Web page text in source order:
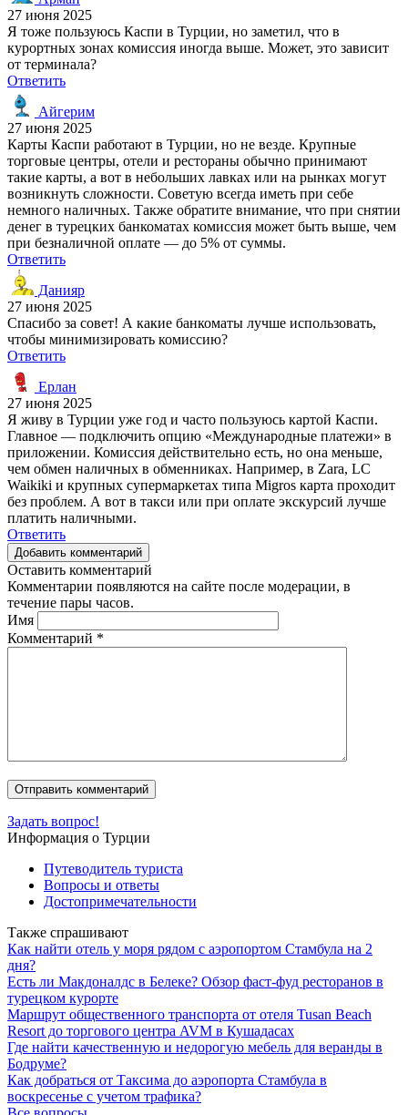
27 июня 2025
Я тоже пользуюсь Каспи в Турции, но заметил, что в
курортных зонах комиссия иногда выше. Может, это зависит
от терминала?
Ответить
Айгерим
27 июня 2025
Карты Каспи работают в Турции, но не везде. Крупные
торговые центры, отели и рестораны обычно принимают
такие карты, а вот в небольших лавках или на рынках могут
возникнуть сложности. Советую всегда иметь при себе
немного наличных. Также обратите внимание, что при снятии
денег в турецких банкоматах комиссия может быть выше, чем
при безналичной оплате — до 5% от суммы.
Ответить
Данияр
27 июня 2025
Спасибо за совет! А какие банкоматы лучше использовать,
чтобы минимизировать комиссию?
Ответить
Ерлан
27 июня 2025
Я живу в Турции уже год и часто пользуюсь картой Каспи.
Главное — подключить опцию «Международные платежи» в
приложении. Комиссия действительно есть, но она меньше,
чем обмен наличных в обменниках. Например, в Zara, LC
Waikiki и крупных супермаркетах типа Migros карта проходит
без проблем. А вот в такси или при оплате экскурсий лучше
платить наличными.
Ответить
Добавить комментарий
Оставить комментарий
Комментарии появляются на сайте после модерации, в
течение пары часов.
Имя
Комментарий *
Задать вопрос!
Информация о Турции
Путеводитель туриста
Вопросы и ответы
Достопримечательности
Также спрашивают
Как найти отель у моря рядом с аэропортом Стамбула на 2
дня?
Есть ли Макдоналдс в Белеке? Обзор фаст-фуд ресторанов в
турецком курорте
Маршрут общественного транспорта от отеля Tusan Beach
Resort до торгового центра AVM в Кушaдасах
Где найти качественную и недорогую мебель для веранды в
Бодруме?
Как добраться от Таксима до аэропорта Стамбула в
воскресенье с учетом трафика?